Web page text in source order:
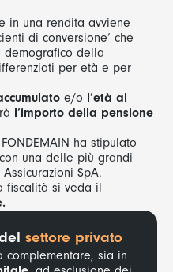
in una rendita avviene
di conversione’ che
demografico della
per età e per
e/o l’età al
l’importo della pensione
ha stipulato
una delle più grandi
SpA.
fiscalità si veda il
.
settore privato
complementare, sia in